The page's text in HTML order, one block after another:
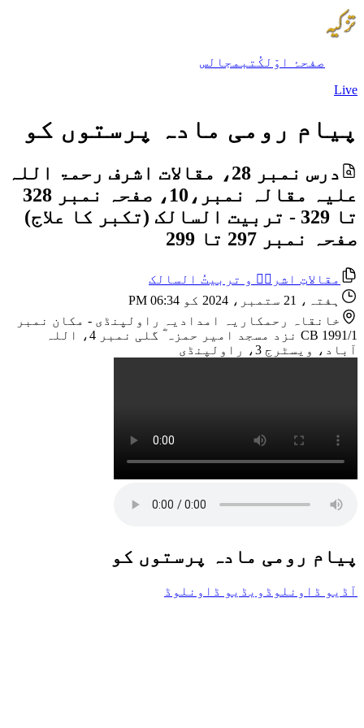
صفحۂ اوّل کُتب مجالس
Live
پیام رومی مادہ پرستوں کو
درس نمبر 28، مقالات اشرف رحمۃ اللہ
علیہ مقالہ نمبر،10، صفحہ نمبر 328
تا 329 - تربیت السالک (تکبر کا علاج)
صفحہ نمبر 297 تا 299
مقالاتِ اشرفؒ و تربیتُ السالک
ہفتہ، 21 ستمبر، 2024 کو 06:34 PM
خانقاہ رحمکاریہ امدادیہ راولپنڈی - مکان نمبر
CB 1991/1 نزد مسجد امیر حمزہ ؓ گلی نمبر 4، اللہ
آباد، ویسٹرج 3، راولپنڈی
پیام رومی مادہ پرستوں کو
آڈیو ڈاونلوڈ ویڈیو ڈاونلوڈ